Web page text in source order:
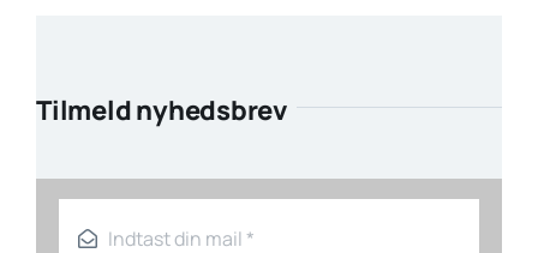
Tilmeld nyhedsbrev